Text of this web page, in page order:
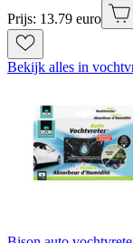
Prijs: 13.79 euro
Bekijk alles in